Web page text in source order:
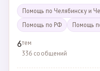
Помощь по Челябинску и
Помощь по РФ
Помощь
6тем
336 сообщений